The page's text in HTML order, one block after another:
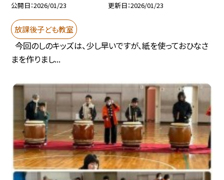
公開日 2026/01/23 更新日 2026/01/23
放課後子ども教室
今回のしのキッズは、少し早いですが、紙を使っておひなさ
まを作りまし...